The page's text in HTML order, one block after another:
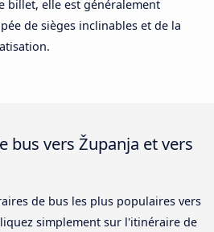
billet, elle est généralement
de sièges inclinables et de la
bus vers Županja et vers
de bus les plus populaires vers
simplement sur l'itinéraire de